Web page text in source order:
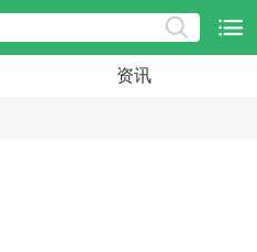
资讯